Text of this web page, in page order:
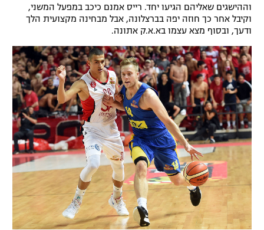
וההישגים שאליהם הגיעו יחד. רייס אמנם כיכב במפעל המשני,
וקיבל אחר כך חוזה יפה בברצלונה, אבל מבחינה מקצועית הלך
ודעך, ובסוף מצא עצמו בא.א.ק אתונה.